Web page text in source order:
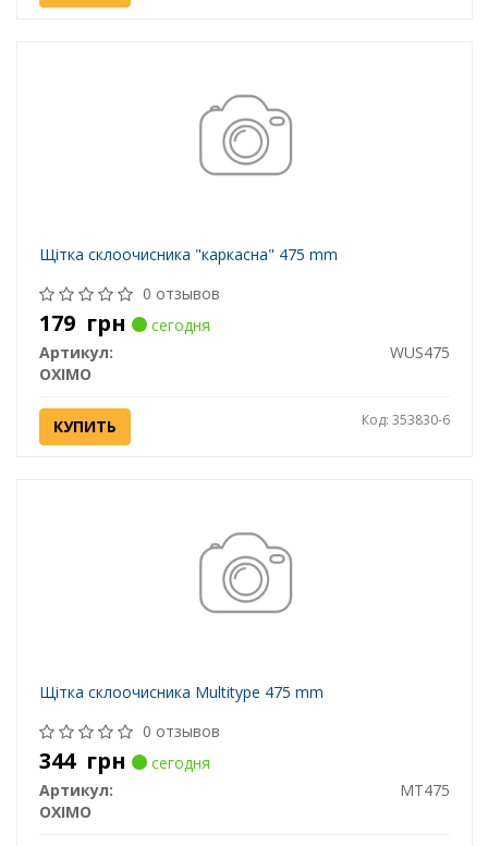
Щітка склоочисника "каркасна" 475 mm
0 отзывов
179 грн
сегодня
Артикул:
WUS475
OXIMO
КУПИТЬ Код: 353830-6
Щітка склоочисника Multitype 475 mm
0 отзывов
344 грн
сегодня
Артикул:
MT475
OXIMO